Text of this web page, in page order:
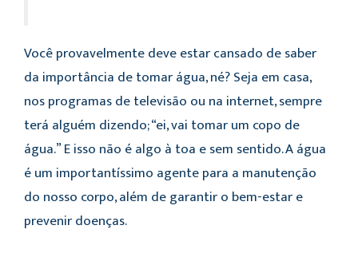
Você provavelmente deve estar cansado de saber
da importância de tomar água, né? Seja em casa,
nos programas de televisão ou na internet, sempre
terá alguém dizendo; “ei, vai tomar um copo de
água.” E isso não é algo à toa e sem sentido. A água
é um importantíssimo agente para a manutenção
do nosso corpo, além de garantir o bem-estar e
prevenir doenças.